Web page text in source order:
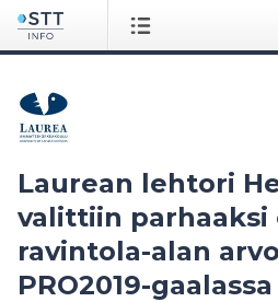
Laurean lehtori
valittiin parhaaksi
ravintola-alan
PRO2019-gaalassa